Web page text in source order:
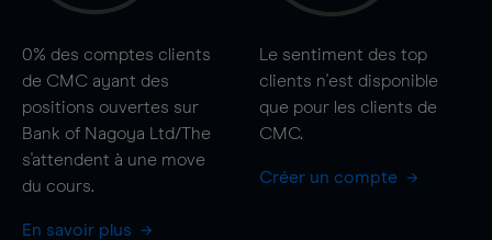
0% des comptes clients
de CMC ayant des
positions ouvertes sur
Bank of Nagoya Ltd/The
s'attendent à une move
du cours.
En savoir plus
Le sentiment des top
clients n'est disponible
que pour les clients de
CMC.
Créer un compte